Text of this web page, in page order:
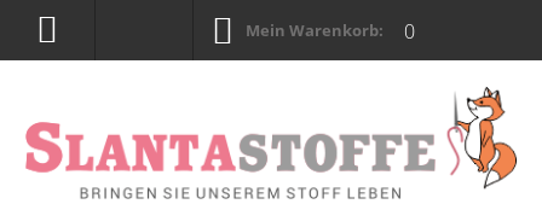
Mein Warenkorb: 0